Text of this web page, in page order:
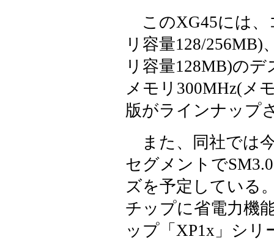
このXG45には、
リ容量128/256MB)
リ容量128MB)の
メモリ300MHz(メ
版がラインナップ
また、同社では
セグメントで
ズを予定している
チップに省電力機
ップ「XP1x」シ